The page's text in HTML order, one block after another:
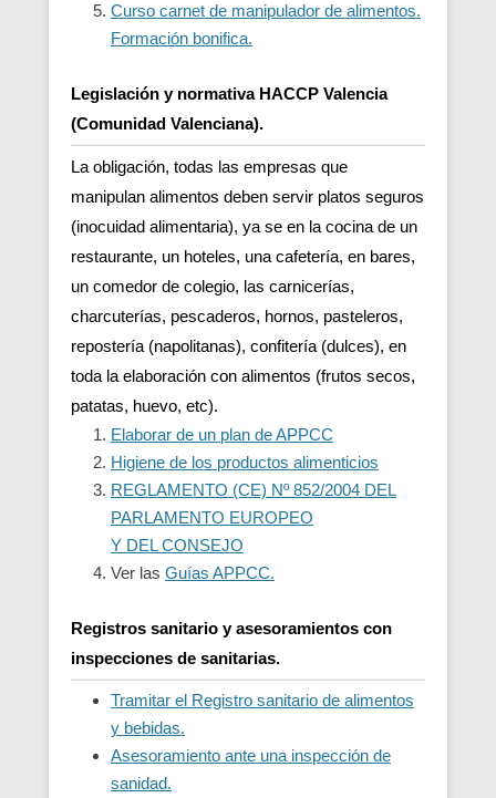
Curso carnet de manipulador de alimentos.
Formación bonifica.
Legislación y normativa HACCP Valencia
(Comunidad Valenciana).
La obligación, todas las empresas que
manipulan alimentos deben servir platos seguros
(inocuidad alimentaria), ya se en la cocina de un
restaurante, un hoteles, una cafetería, en bares,
un comedor de colegio, las carnicerías,
charcuterías, pescaderos, hornos, pasteleros,
repostería (napolitanas), confitería (dulces), en
toda la elaboración con alimentos (frutos secos,
patatas, huevo, etc).
Elaborar de un plan de APPCC
Higiene de los productos alimenticios
REGLAMENTO (CE) Nº 852/2004 DEL
PARLAMENTO EUROPEO
Y DEL CONSEJO
Ver las Guías APPCC.
Registros sanitario y asesoramientos con
inspecciones de sanitarias.
Tramitar el Registro sanitario de alimentos
y bebidas.
Asesoramiento ante una inspección de
sanidad.